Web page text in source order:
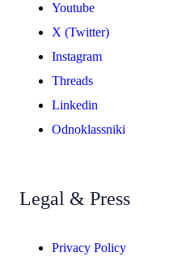
Youtube
X (Twitter)
Instagram
Threads
Linkedin
Odnoklassniki
Legal & Press
Privacy Policy